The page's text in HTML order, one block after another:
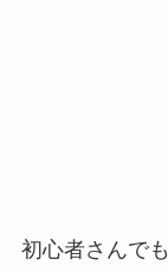
初心者さんで